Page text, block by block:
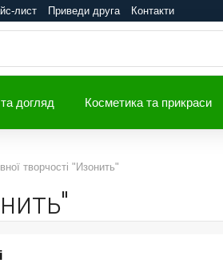
лист Приведи друга Контакти
та догляд Косметика та прикраси
творчості "Изонить"